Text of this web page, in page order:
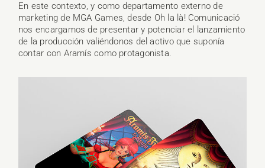
En este contexto, y como departamento externo de
marketing de MGA Games, desde Oh la là! Comunicació
nos encargamos de presentar y potenciar el lanzamiento
de la producción valiéndonos del activo que suponía
contar con Aramís como protagonista.